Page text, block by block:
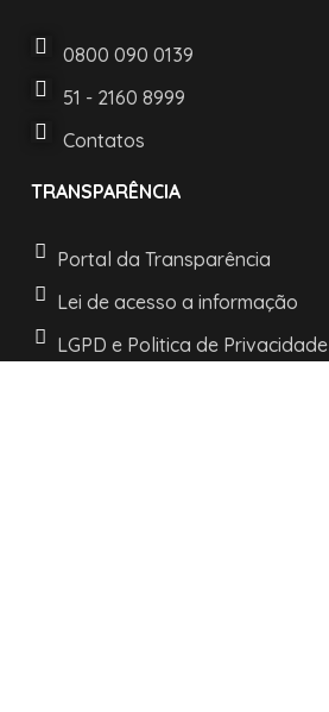
0800 090 0139
51 - 2160 8999
Contatos
TRANSPARÊNCIA
Portal da Transparência
Lei de acesso a informação
LGPD e Politica de Privacidade